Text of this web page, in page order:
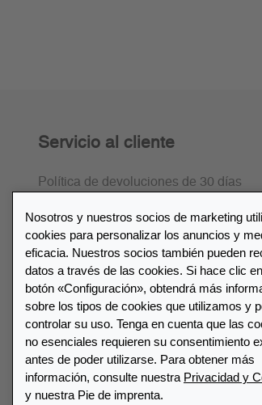
Servicio al cliente
Política de devoluciones de 30 días
Preguntas frecuentes
Lista de distribuidores
Encuentre su distribuidor más
cercano LEUCHTTURM
Nosotros y nuestros socios de marketing
cookies para personalizar los anuncios y
eficacia. Nuestros socios también pueden
datos a través de las cookies. Si hace clic
botón «Configuración», obtendrá más
sobre los tipos de cookies que utilizamos y
controlar su uso. Tenga en cuenta que las
no esenciales requieren su consentimiento
antes de poder utilizarse. Para obtener más
información, consulte nuestra Privacidad y
y nuestra Pie de imprenta.